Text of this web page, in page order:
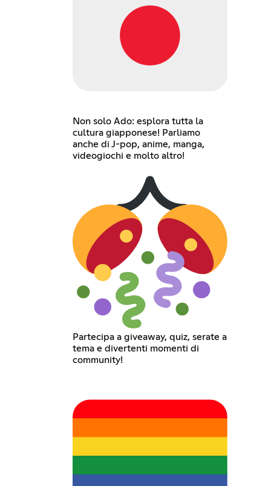
Non solo Ado: esplora tutta la
cultura giapponese! Parliamo
anche di J-pop, anime, manga,
videogiochi e molto altro!
Partecipa a giveaway, quiz, serate a
tema e divertenti momenti di
community!